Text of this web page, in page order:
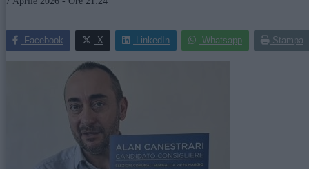
Facebook X LinkedIn Whatsapp Stampa